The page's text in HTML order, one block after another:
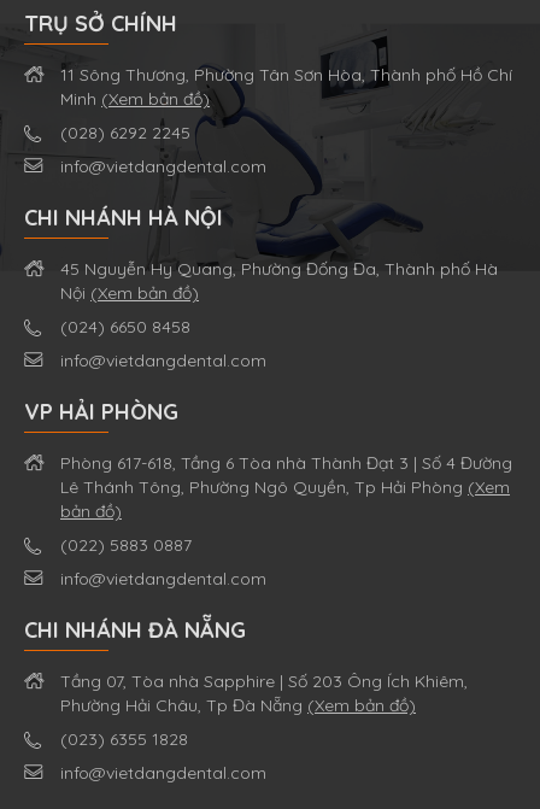
TRỤ SỞ CHÍNH
11 Sông Thương, Phường Tân Sơn Hòa, Thành phố Hồ Chí
Minh (Xem bản đồ)
(028) 6292 2245
info@vietdangdental.com
CHI NHÁNH HÀ NỘI
45 Nguyễn Hy Quang, Phường Đống Đa, Thành phố Hà
Nội (Xem bản đồ)
(024) 6650 8458
info@vietdangdental.com
VP HẢI PHÒNG
Phòng 617-618, Tầng 6 Tòa nhà Thành Đạt 3 | Số 4 Đường
Lê Thánh Tông, Phường Ngô Quyền, Tp Hải Phòng (Xem
bản đồ)
(022) 5883 0887
info@vietdangdental.com
CHI NHÁNH ĐÀ NẴNG
Tầng 07, Tòa nhà Sapphire | Số 203 Ông Ích Khiêm,
Phường Hải Châu, Tp Đà Nẵng (Xem bản đồ)
(023) 6355 1828
info@vietdangdental.com